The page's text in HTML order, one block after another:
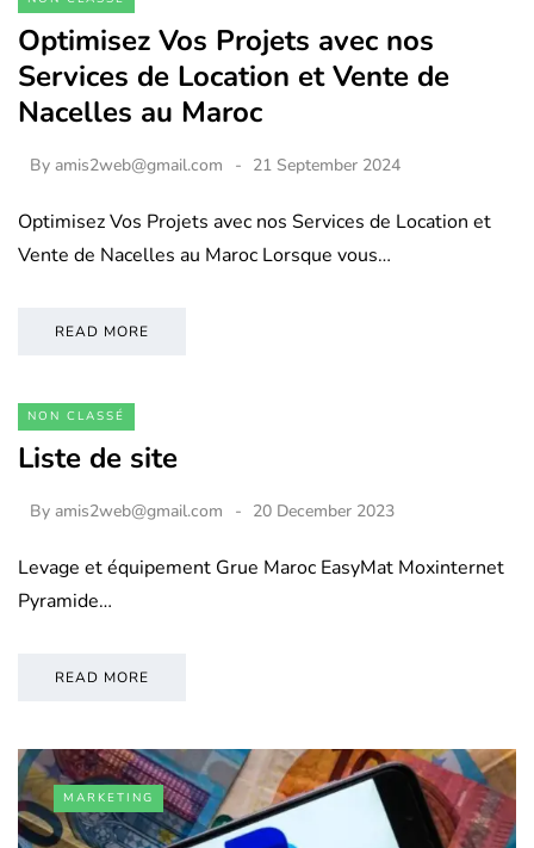
Optimisez Vos Projets avec nos
Services de Location et Vente de
Nacelles au Maroc
By amis2web@gmail.com 21 September 2024
Optimisez Vos Projets avec nos Services de Location et
Vente de Nacelles au Maroc Lorsque vous…
READ MORE
NON CLASSÉ
Liste de site
By amis2web@gmail.com 20 December 2023
Levage et équipement Grue Maroc EasyMat Moxinternet
Pyramide…
READ MORE
MARKETING